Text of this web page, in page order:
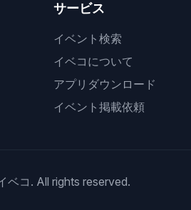
サービス
イベント検索
イベコについて
アプリダウンロード
イベント掲載依頼
ベコ. All rights reserved.